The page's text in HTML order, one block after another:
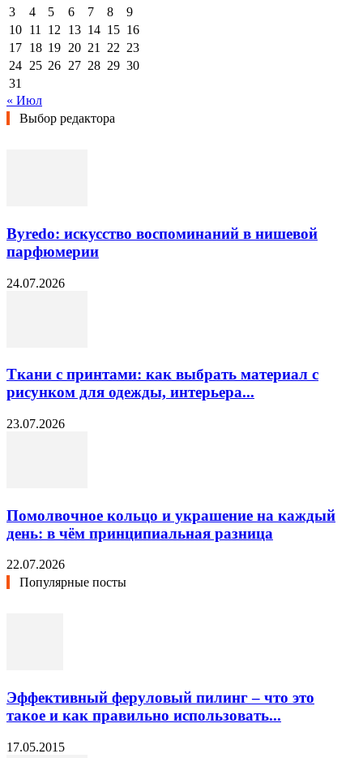
3
4 5 6 7 8
9
10 11 12 13 14 15 16
17 18 19 20 21 22 23
24 25 26 27 28 29 30
31
« Июл
Выбор редактора
Byredo: искусство воспоминаний в нишевой
парфюмерии
24.07.2026
Ткани с принтами: как выбрать материал с
рисунком для одежды, интерьера...
23.07.2026
Помолвочное кольцо и украшение на каждый
день: в чём принципиальная разница
22.07.2026
Популярные посты
Эффективный феруловый пилинг – что это
такое и как правильно использовать...
17.05.2015